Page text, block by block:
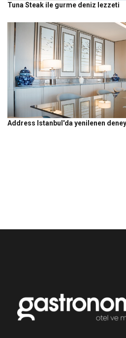
Tuna Steak ile gurme deniz lezzeti
Address Istanbul'da yenilenen